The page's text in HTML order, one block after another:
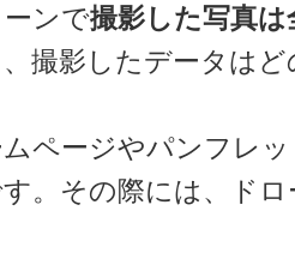
ーンで撮影した写真
撮影したデータは
ページやパンフレ
。その際には、ドロ